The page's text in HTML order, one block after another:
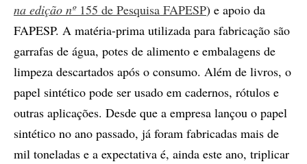
na edição nº155 de Pesquisa FAPESP) e apoio da
FAPESP. A matéria-prima utilizada para fabricação são
garrafas de água, potes de alimento e embalagens de
limpeza descartados após o consumo. Além de livros, o
papel sintético pode ser usado em cadernos, rótulos e
outras aplicações. Desde que a empresa lançou o papel
sintético no ano passado, já foram fabricadas mais de
mil toneladas e a expectativa é, ainda este ano, triplicar